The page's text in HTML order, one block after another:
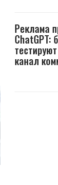
Реклама
ChatGPT:
канал